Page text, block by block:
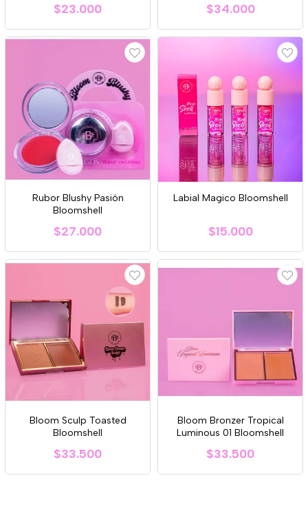
$23.000 $34.000
Rubor Blushy Pasión
Bloomshell
$27.000
Labial Magico Bloomshell
$15.000
Bloom Sculp Toasted
Bloomshell
$33.500
Bloom Bronzer Tropical
Luminous 01 Bloomshell
$33.500